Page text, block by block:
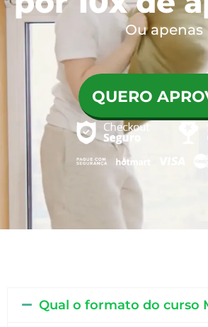
Ou apenas
QUERO
Qual o formato do curso